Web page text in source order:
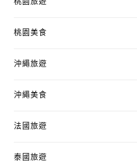
桃園旅遊
桃園美食
沖繩旅遊
沖繩美食
法國旅遊
泰國旅遊